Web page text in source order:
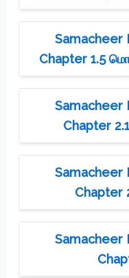
Samacheer
Chapter 1.5
Samacheer
Chapter
Samacheer
Chapter
Samacheer